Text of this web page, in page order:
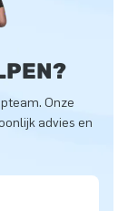
Onze
advies en